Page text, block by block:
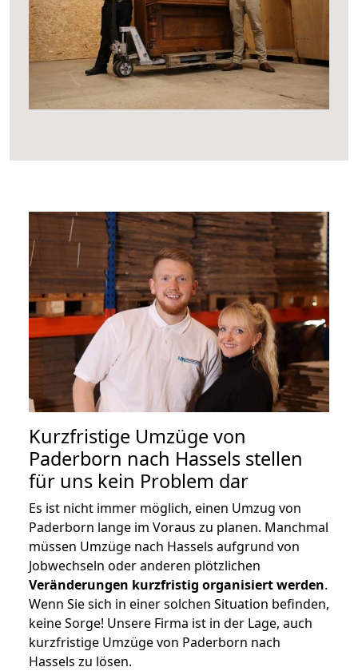
Kurzfristige Umzüge von
Paderborn nach Hassels stellen
für uns kein Problem dar
Es ist nicht immer möglich, einen Umzug von
Paderborn lange im Voraus zu planen. Manchmal
müssen Umzüge nach Hassels aufgrund von
Jobwechseln oder anderen plötzlichen
Veränderungen kurzfristig organisiert werden.
Wenn Sie sich in einer solchen Situation befinden,
keine Sorge! Unsere Firma ist in der Lage, auch
kurzfristige Umzüge von Paderborn nach
Hassels zu lösen.